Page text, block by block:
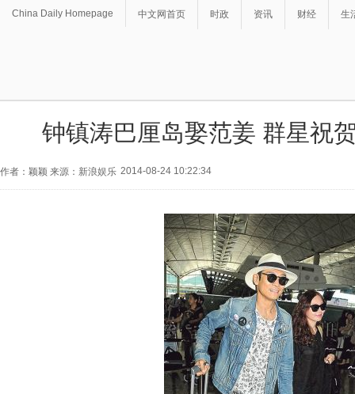
China Daily Homepage 中文网首页 时政 资讯 财经 生
钟镇涛巴厘岛娶范姜 群星祝
作者：颖颖 来源：新浪娱乐 2014-08-24 10:22:34